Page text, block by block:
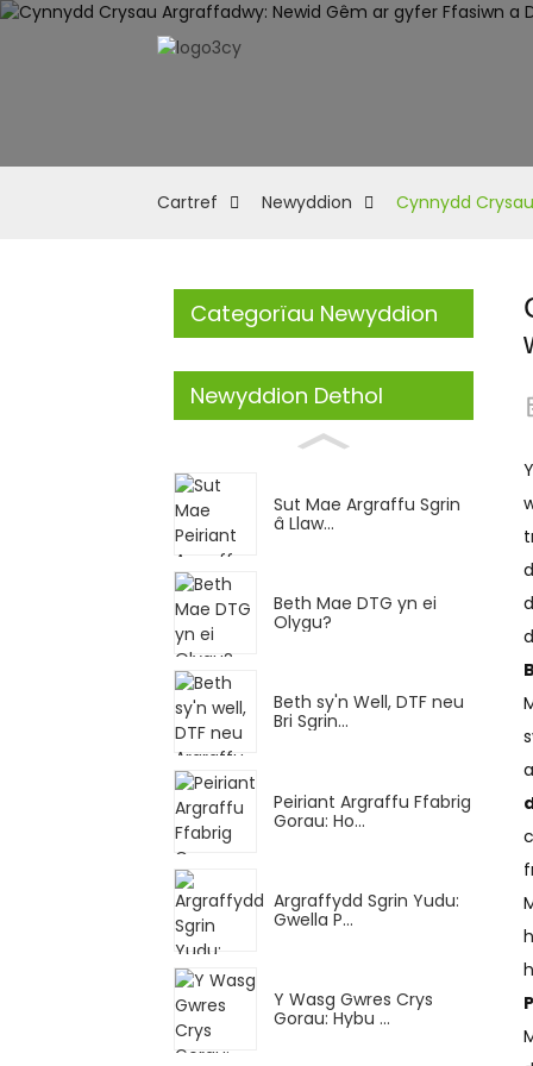
Cartref Newyddion Cynnydd
Categorïau Newyddion
Newyddion Dethol
Sut Mae Argraffu Sgrin
â Llaw...
Beth Mae DTG yn ei
Olygu?
Beth sy'n Well, DTF neu
Bri Sgrin...
Peiriant Argraffu Ffabrig
Gorau: Ho...
Argraffydd Sgrin Yudu:
Gwella P...
Y Wasg Gwres Crys
Gorau: Hybu ...